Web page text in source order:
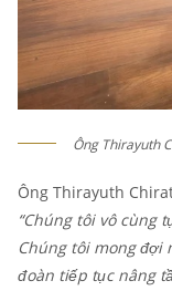
Ông Thirayuth
Ông Thirayuth
“Chúng tôi vô cùng
Chúng tôi mong
đoàn tiếp tục nâng